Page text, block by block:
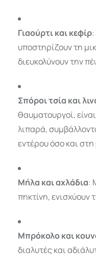
Γιαούρτι και κεφίρ
υποστηρίζουν τη
διευκολύνουν την
Σπόροι τσία και
θαυματουργοί,
λιπαρά,
εντέρου όσο και
Μήλα και αχλάδια:
πηκτίνη, ενισχύουν
Μπρόκολο και
διαλυτές και